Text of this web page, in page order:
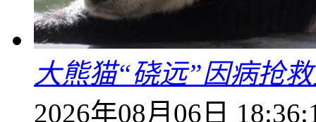
大熊猫“硗远”因病抢
2026年08月06日